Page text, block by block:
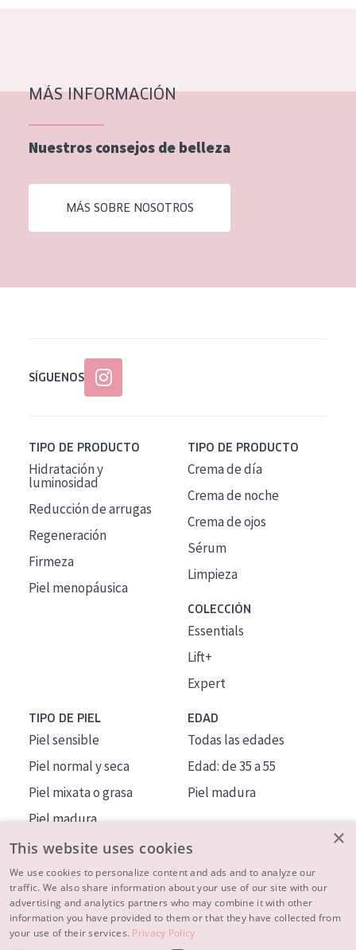
Piel normal y seca
Piel mixata o grasa
Piel madura
Piel expuesta al sol
Piel menopáusica
Todas las edades
MÁS INFORMACIÓN
Nuestros consejos de belleza
MÁS SOBRE NOSOTROS
SÍGUENOS
TIPO DE PRODUCTO
Hidratación y
luminosidad
Reducción de arrugas
Regeneración
Firmeza
Piel menopáusica
TIPO DE PRODUCTO
Crema de día
Crema de noche
Crema de ojos
Sérum
Limpieza
COLECCIÓN
Essentials
Lift+
Expert
TIPO DE PIEL
Piel sensible
Piel normal y seca
Piel mixata o grasa
Piel madura
Piel expuesta al sol
Piel menopáusica
EDAD
Todas las edades
Edad: de 35 a 55
Piel madura
MÁS SOBRE NOSOTROS
INSPIRACIÓN
×
This website uses cookies
We use cookies to personalize content and ads and to analyze our
traffic. We also share information about your use of our site with our
advertising and analytics partners who may combine it with other
information you have provided to them or that they have collected from
your use of their services. Privacy Policy